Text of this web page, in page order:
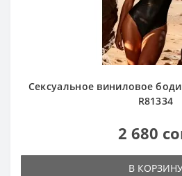
Сексуальное виниловое
R81334
2 680
В